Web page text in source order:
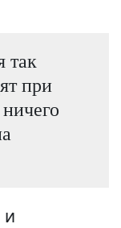
так
при
и